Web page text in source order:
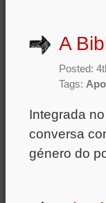
A
Posted:
Tags:
Integrada
conversa
género do